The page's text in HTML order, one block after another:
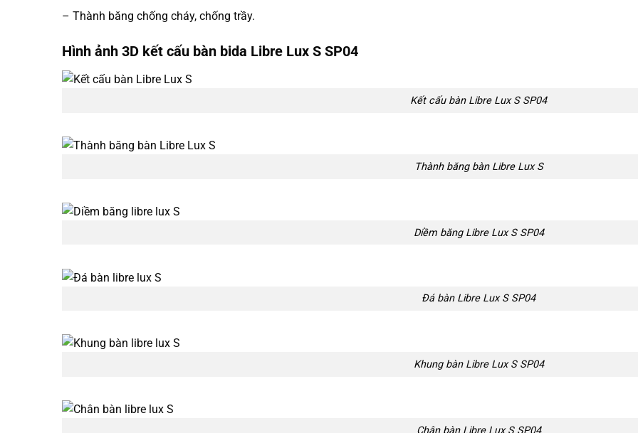
– Thành băng chống cháy, chống trầy.
Hình ảnh 3D kết cấu bàn bida Libre Lux S SP04
Kết cấu bàn Libre Lux S SP04
Thành băng bàn Libre Lux S
Diềm băng Libre Lux S SP04
Đá bàn Libre Lux S SP04
Khung bàn Libre Lux S SP04
Chân bàn Libre Lux S SP04